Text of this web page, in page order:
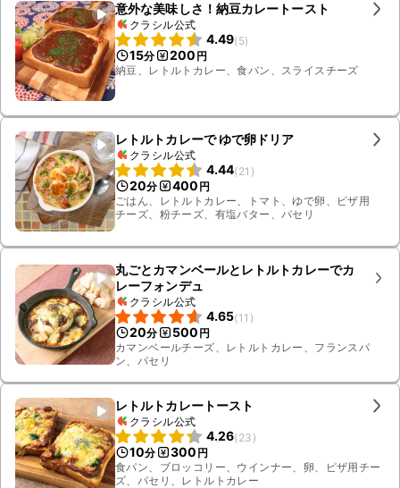
意外な美味しさ！納豆カレートースト
クラシル公式
4.49(5)
15分 200 円
納豆、レトルトカレー、食パン、スライスチーズ
レトルトカレーで ゆで卵ドリア
クラシル公式
4.44(21 )
20分 400 円
ごはん、レトルトカレー、トマト、ゆで卵、ピザ用
チーズ、粉チーズ、有塩バター、パセリ
丸ごとカマンベールとレトルトカレーでカ
レーフォンデュ
クラシル公式
4.65(11 )
20分 500 円
カマンベールチーズ、レトルトカレー、フランスパ
ン、パセリ
レトルトカレートースト
クラシル公式
4.26(23 )
10分 300 円
食パン、ブロッコリー、ウインナー、卵、ピザ用チー
ズ、パセリ、レトルトカレー